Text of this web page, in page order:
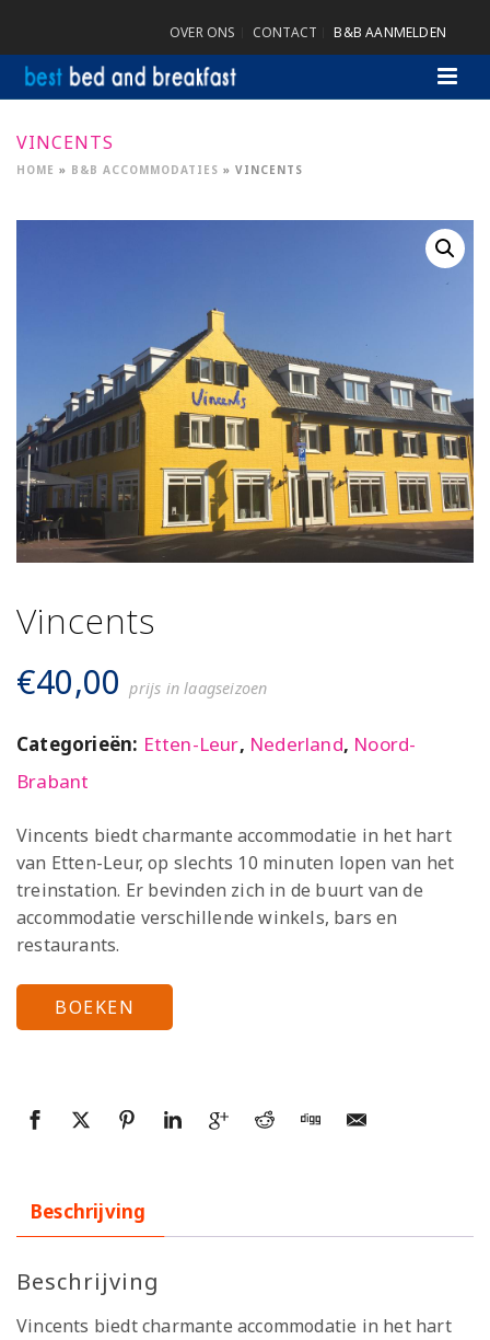
OVER ONS CONTACT B&B AANMELDEN
VINCENTS
HOME » B&B ACCOMMODATIES » VINCENTS
Vincents
€40,00 prijs in laagseizoen
Categorieën: Etten-Leur, Nederland, Noord-
Brabant
Vincents biedt charmante accommodatie in het hart
van Etten-Leur, op slechts 10 minuten lopen van het
treinstation. Er bevinden zich in de buurt van de
accommodatie verschillende winkels, bars en
restaurants.
BOEKEN
Beschrijving
Beschrijving
Vincents biedt charmante accommodatie in het hart